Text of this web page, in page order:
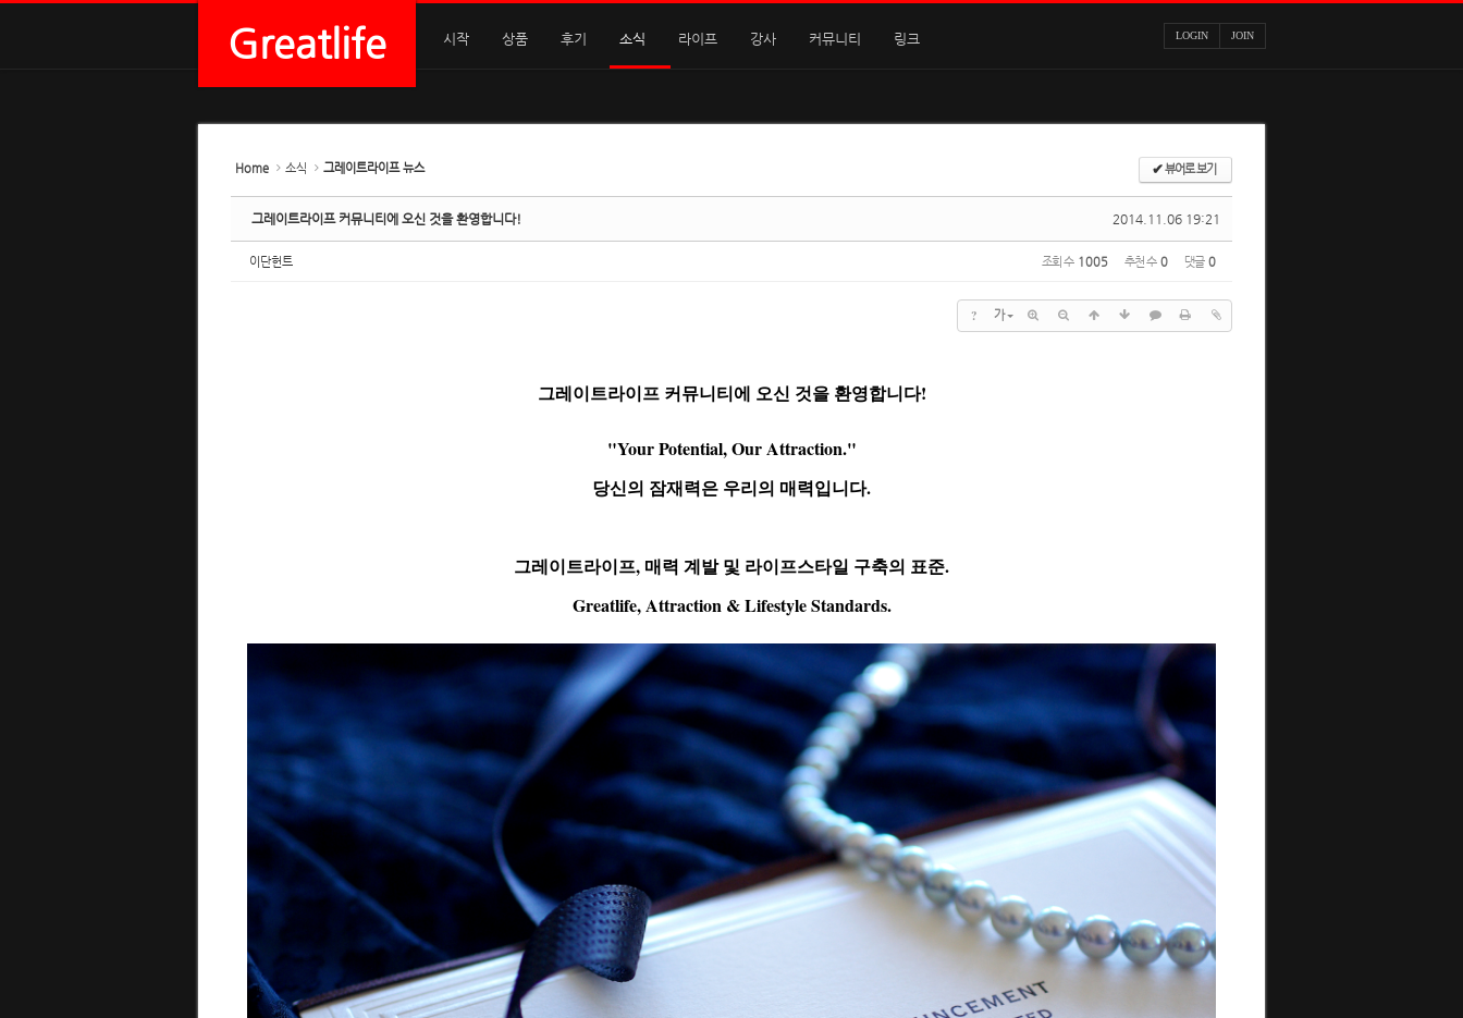
LOGIN JOIN
Greatlife 시작 상품 후기 소식 라이프 강사 커뮤니티 링크
Home 소식 그레이트라이프 뉴스 ✔뷰어로 보기
2014.11.06 19:21
그레이트라이프 커뮤니티에 오신 것을 환영합니다!
이단헌트 조회 수 1005 추천 수 0 댓글 0
? 가
그레이트라이프 커뮤니티에 오신 것을 환영합니다!
"Your Potential, Our Attraction."
당신의 잠재력은 우리의 매력입니다.
그레이트라이프, 매력 계발 및 라이프스타일 구축의 표준.
Greatlife, Attraction & Lifestyle Standards.